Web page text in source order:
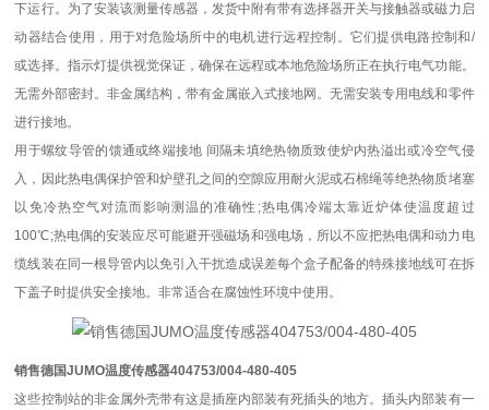
下运行。为了安装该测量传感器，发货中附有带有选择器开关与接触器或磁力启
动器结合使用，用于对危险场所中的电机进行远程控制。它们提供电路控制和/
或选择。指示灯提供视觉保证，确保在远程或本地危险场所正在执行电气功能。
无需外部密封。非金属结构，带有金属嵌入式接地网。无需安装专用电线和零件
进行接地。
用于螺纹导管的馈通或终端接地 间隔未填绝热物质致使炉内热溢出或冷空气侵
入，因此热电偶保护管和炉壁孔之间的空隙应用耐火泥或石棉绳等绝热物质堵塞
以免冷热空气对流而影响测温的准确性;热电偶冷端太靠近炉体使温度超过
100℃;热电偶的安装应尽可能避开强磁场和强电场，所以不应把热电偶和动力电
缆线装在同一根导管内以免引入干扰造成误差每个盒子配备的特殊接地线可在拆
下盖子时提供安全接地。非常适合在腐蚀性环境中使用。
销售德国JUMO温度传感器404753/004-480-405
这些控制站的非金属外壳带有这是插座内部装有死插头的地方。插头内部装有一